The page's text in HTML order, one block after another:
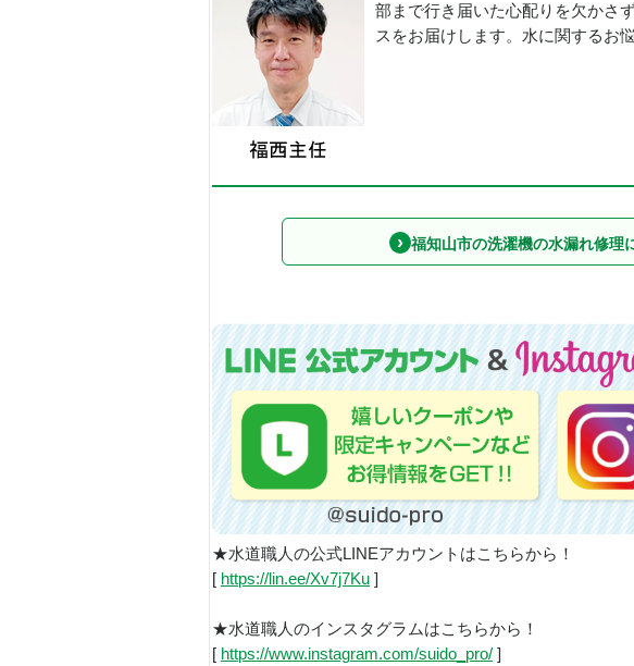
部まで行き届いた心配りを欠かさ
スをお届けします。水に関するお
福知山市の洗濯機の水漏れ修理
★水道職人の公式LINEアカウントはこちらから！
[ https://lin.ee/Xv7j7Ku ]
★水道職人のインスタグラムはこちらから！
[ https://www.instagram.com/suido_pro/ ]